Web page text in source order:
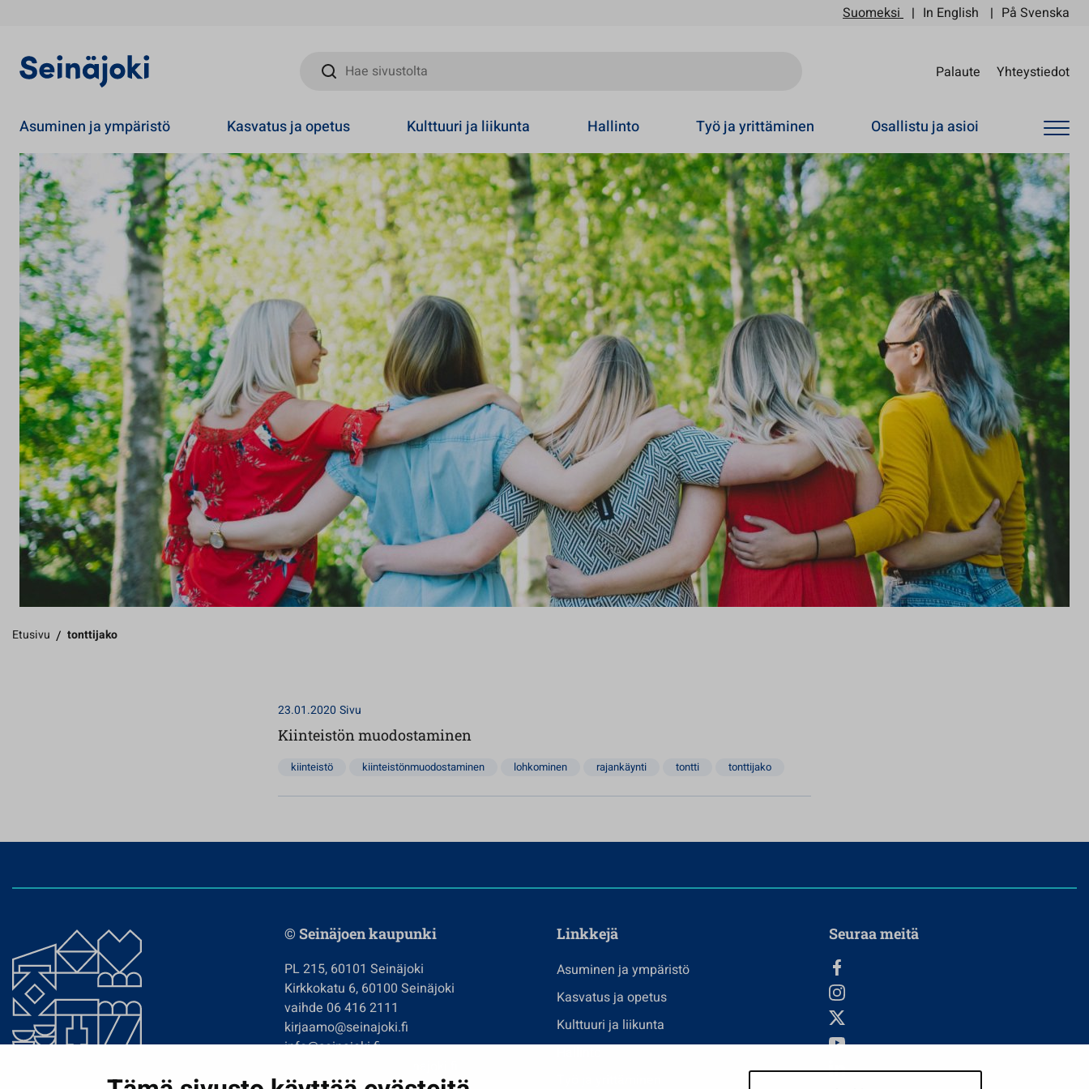
Suomeksi In English På Svenska
Hae sivustolta
Palaute Yhteystiedot
Asuminen ja ympäristö Kasvatus ja opetus Kulttuuri ja liikunta Hallinto Työ ja yrittäminen Osallistu ja asioi
Etusivu / tonttijako
23.01.2020 Sivu
Kiinteistön muodostaminen
kiinteistö kiinteistönmuodostaminen lohkominen rajankäynti tontti tonttijako
© Seinäjoen kaupunki
PL 215, 60101 Seinäjoki
Kirkkokatu 6, 60100 Seinäjoki
vaihde 06 416 2111
kirjaamo@seinajoki.fi
info@seinajoki.fi
Linkkejä
Asuminen ja ympäristö
Kasvatus ja opetus
Kulttuuri ja liikunta
Seuraa meitä